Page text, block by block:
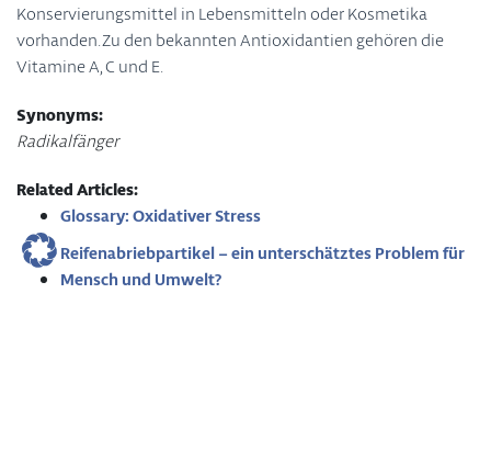
Konservierungsmittel in Lebensmitteln oder Kosmetika
vorhanden. Zu den bekannten Antioxidantien gehören die
Vitamine A, C und E.
Synonyms:
Radikalfänger
Related Articles:
Glossary: Oxidativer Stress
Reifenabriebpartikel – ein unterschätztes Problem für
Mensch und Umwelt?